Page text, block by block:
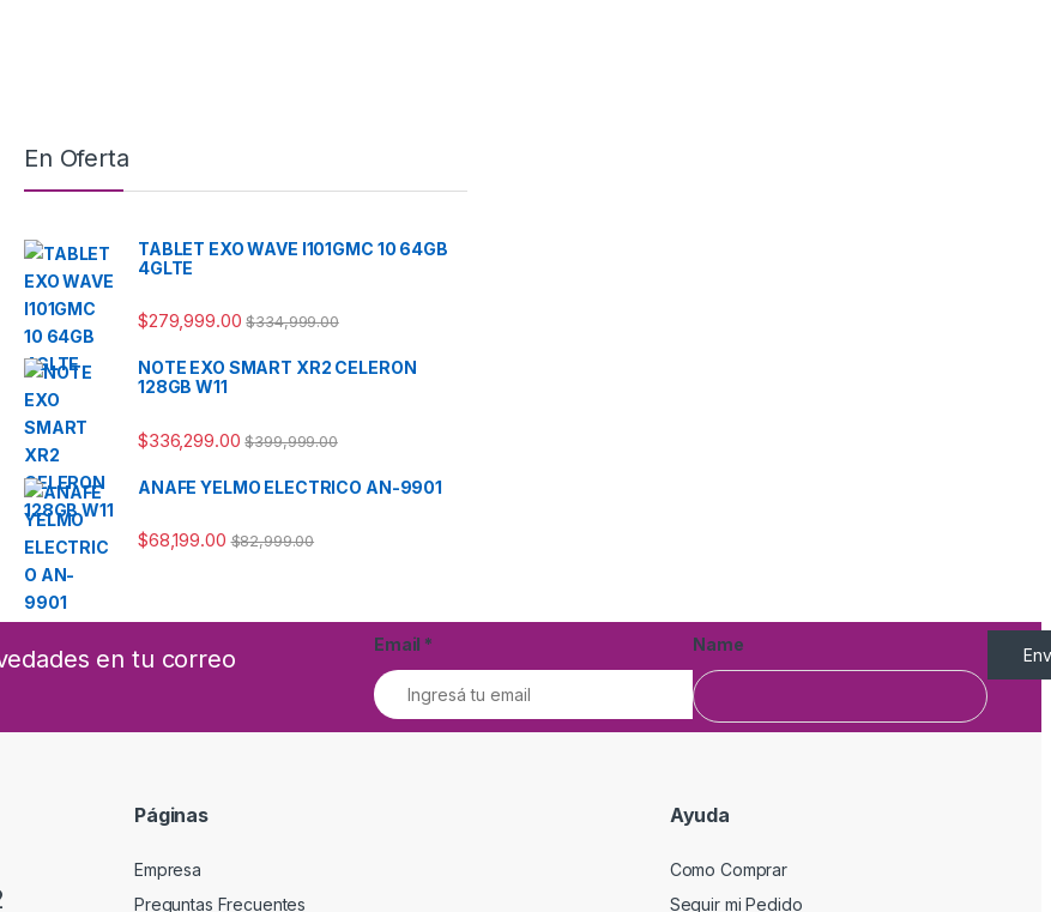
En Oferta
TABLET EXO WAVE I101GMC 10 64GB
4GLTE
$279,999.00 $334,999.00
NOTE EXO SMART XR2 CELERON
128GB W11
$336,299.00 $399,999.00
ANAFE YELMO ELECTRICO AN-9901
$68,199.00 $82,999.00
en tu correo
Email * Name
Páginas
Empresa
Preguntas Frecuentes
Ayuda
Como Comprar
Seguir mi Pedido